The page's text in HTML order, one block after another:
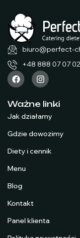
biuro@perfect-
+48 888 07 07 02
Ważne linki
Jak działamy
Gdzie dowozimy
Diety i cennik
Menu
Blog
Kontakt
Panel klienta